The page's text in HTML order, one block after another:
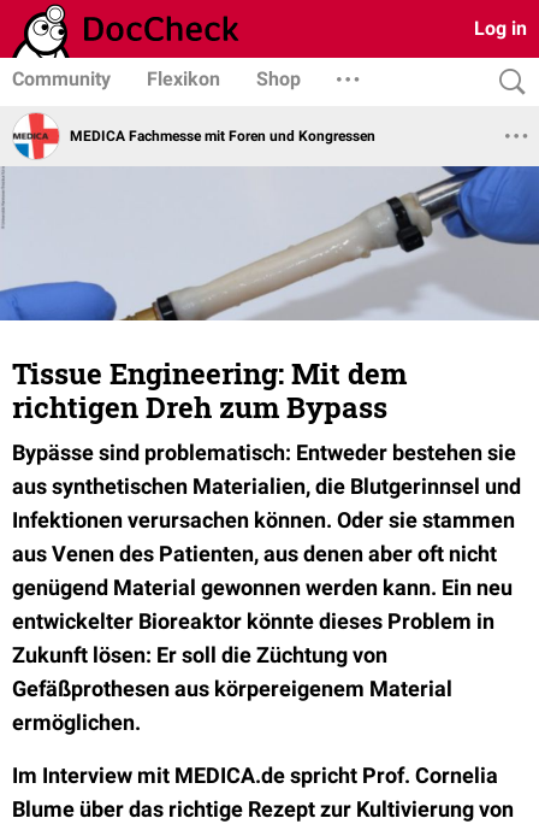
Log in
Community Flexikon Shop
MEDICA Fachmesse mit Foren und Kongressen
Tissue Engineering: Mit dem
richtigen Dreh zum Bypass
Bypässe sind problematisch: Entweder bestehen sie
aus synthetischen Materialien, die Blutgerinnsel und
Infektionen verursachen können. Oder sie stammen
aus Venen des Patienten, aus denen aber oft nicht
genügend Material gewonnen werden kann. Ein neu
entwickelter Bioreaktor könnte dieses Problem in
Zukunft lösen: Er soll die Züchtung von
Gefäßprothesen aus körpereigenem Material
ermöglichen.
Im Interview mit MEDICA.de spricht Prof. Cornelia
Blume über das richtige Rezept zur Kultivierung von